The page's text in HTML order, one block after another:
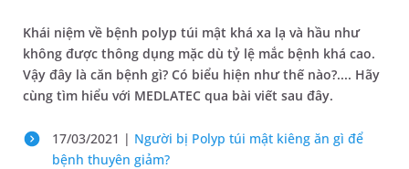
Khái niệm về bệnh polyp túi mật khá xa lạ và hầu như
không được thông dụng mặc dù tỷ lệ mắc bệnh khá cao.
Vậy đây là căn bệnh gì? Có biểu hiện như thế nào?.... Hãy
cùng tìm hiểu với MEDLATEC qua bài viết sau đây.
17/03/2021 | Người bị Polyp túi mật kiêng ăn gì để
bệnh thuyên giảm?